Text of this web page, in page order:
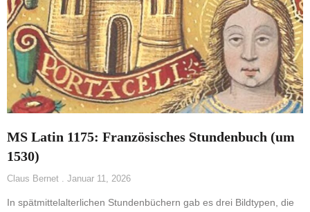
MS Latin 1175: Französisches Stundenbuch (um
1530)
Claus Bernet Januar 11, 2026
In spätmittelalterlichen Stundenbüchern gab es drei Bildtypen, die